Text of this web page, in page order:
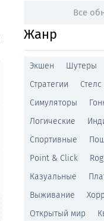
Все
Жанр
Экшен Шутеры
Стратегии
Стелс
Симуляторы
Логические
Спортивные
Point & Click
Казуальные
Выживание
Открытый мир